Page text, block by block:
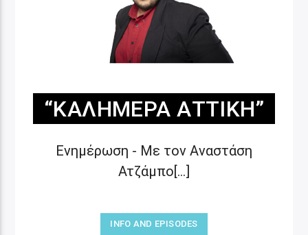
“ΚΑΛΗΜΈΡΑ ΑΤΤΙΚΉ”
Ενημέρωση - Με τον Αναστάση
Ατζάμπο[...]
INFO AND EPISODES